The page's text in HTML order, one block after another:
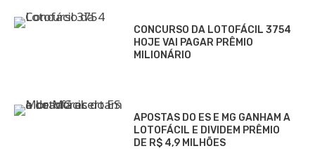
CONCURSO DA LOTOFÁCIL 3754
HOJE VAI PAGAR PRÊMIO
MILIONÁRIO
APOSTAS DO ES E MG GANHAM A
LOTOFÁCIL E DIVIDEM PRÊMIO
DE R$ 4,9 MILHÕES